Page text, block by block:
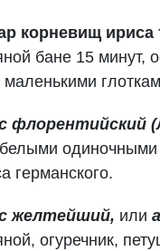
корневищ ириса
бане 15 минут,
маленькими
флорентийский
одиночными
германского.
желтейший, или
огуречник,